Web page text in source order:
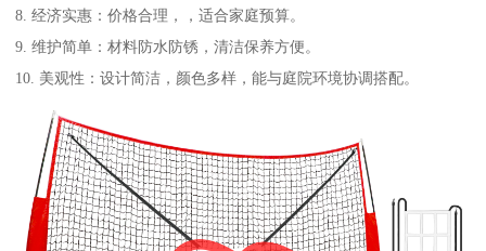
8. 经济实惠：价格合理，，适合家庭预算。
9. 维护简单：材料防水防锈，清洁保养方便。
10. 美观性：设计简洁，颜色多样，能与庭院环境协调搭配。